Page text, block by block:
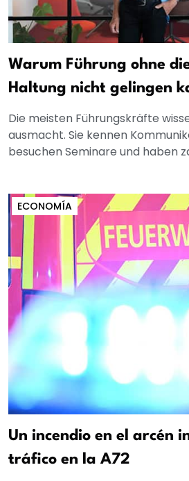
Warum Führung ohne
Haltung nicht gelingen
Die meisten Führungskräfte
ausmacht. Sie kennen
besuchen Seminare und haben
ECONOMÍA
Un incendio en el arcén
tráfico en la A72